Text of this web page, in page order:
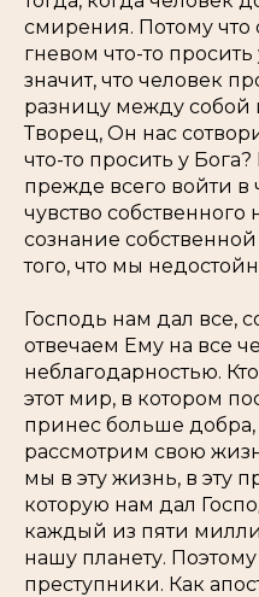
смирения. Потому что
гневом что-то просить
значит, что человек
разницу между собой
Творец, Он нас
что-то просить у
прежде всего войти в
чувство собственного
сознание
того, что мы
Господь нам дал все,
отвечаем Ему на все
неблагодарностью.
этот мир, в котором
принес больше
рассмотрим свою
мы в эту жизнь, в эту
которую нам дал
каждый из пяти
нашу планету.
преступники. Как